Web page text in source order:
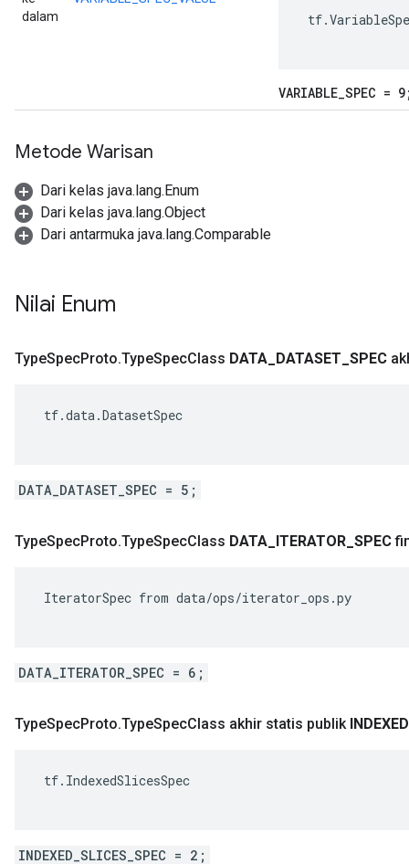
dalam
VARIABLE_SPEC =
Metode Warisan
Dari kelas java.lang.Enum
Dari kelas java.lang.Object
Dari antarmuka java.lang.Comparable
Nilai Enum
TypeSpecProto.TypeSpecClass DATA DATASET SPEC
tf.data.DatasetSpec
DATA_DATASET_SPEC = 5;
TypeSpecProto.TypeSpecClass DATA ITERATOR SPEC
IteratorSpec from data/ops/iterator_ops.py
DATA_ITERATOR_SPEC = 6;
TypeSpecProto.TypeSpecClass akhir statis publik INDEXED
tf.IndexedSlicesSpec
INDEXED_SLICES_SPEC = 2;